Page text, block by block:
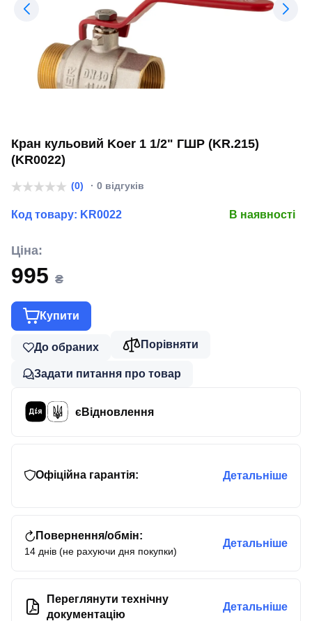
Кран кульовий Koer 1 1/2" ГШР (KR.215)
(KR0022)
(0) · 0 відгуків
Код товару: KR0022 В наявності
Ціна:
995 ₴
Купити
До обраних Порівняти
Задати питання про товар
єВідновлення
Офіційна гарантія: Детальніше
Повернення/обмін:
14 днів (не рахуючи дня покупки)
Детальніше
Переглянути технічну
документацію
Детальніше